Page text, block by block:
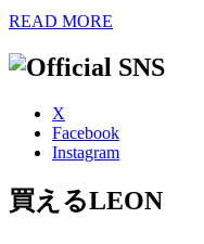
READ MORE
X
Facebook
Instagram
買えるLEON